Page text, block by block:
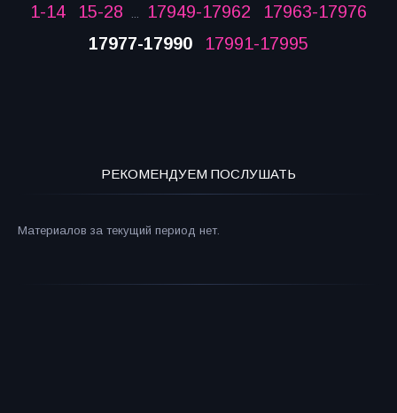
1-14 15-28 ... 17949-17962
17963-17976
17977-17990
17991-17995
РЕКОМЕНДУЕМ ПОСЛУШАТЬ
Материалов за текущий период нет.